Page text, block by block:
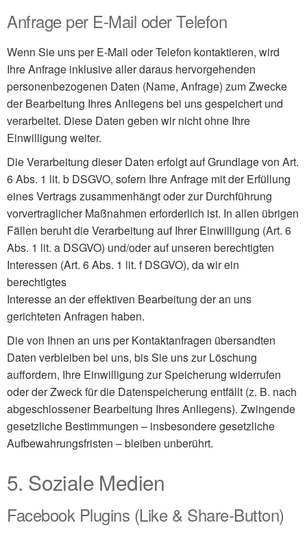
Anfrage per E-Mail oder Telefon
Wenn Sie uns per E-Mail oder Telefon kontaktieren, wird
Ihre Anfrage inklusive aller daraus hervorgehenden
personenbezogenen Daten (Name, Anfrage) zum Zwecke
der Bearbeitung Ihres Anliegens bei uns gespeichert und
verarbeitet. Diese Daten geben wir nicht ohne Ihre
Einwilligung weiter.
Die Verarbeitung dieser Daten erfolgt auf Grundlage von Art.
6 Abs. 1 lit. b DSGVO, sofern Ihre Anfrage mit der Erfüllung
eines Vertrags zusammenhängt oder zur Durchführung
vorvertraglicher Maßnahmen erforderlich ist. In allen übrigen
Fällen beruht die Verarbeitung auf Ihrer Einwilligung (Art. 6
Abs. 1 lit. a DSGVO) und/oder auf unseren berechtigten
Interessen (Art. 6 Abs. 1 lit. f DSGVO), da wir ein
berechtigtes
Interesse an der effektiven Bearbeitung der an uns
gerichteten Anfragen haben.
Die von Ihnen an uns per Kontaktanfragen übersandten
Daten verbleiben bei uns, bis Sie uns zur Löschung
auffordern, Ihre Einwilligung zur Speicherung widerrufen
oder der Zweck für die Datenspeicherung entfällt (z. B. nach
abgeschlossener Bearbeitung Ihres Anliegens). Zwingende
gesetzliche Bestimmungen – insbesondere gesetzliche
Aufbewahrungsfristen – bleiben unberührt.
5. Soziale Medien
Facebook Plugins (Like & Share-Button)